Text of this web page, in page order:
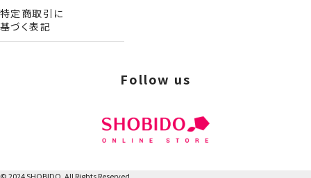
サンリオキャラクターズ＜クロミ＞
特定商取引に
基づく表記
Follow us